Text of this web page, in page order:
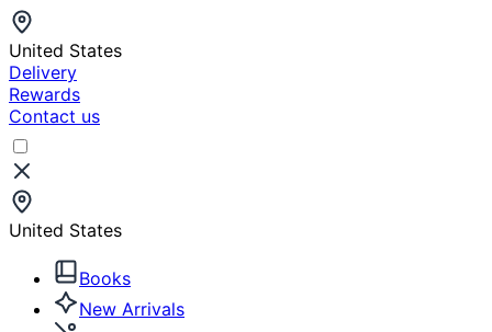
United States
Delivery
Rewards
Contact us
United States
Books
New Arrivals